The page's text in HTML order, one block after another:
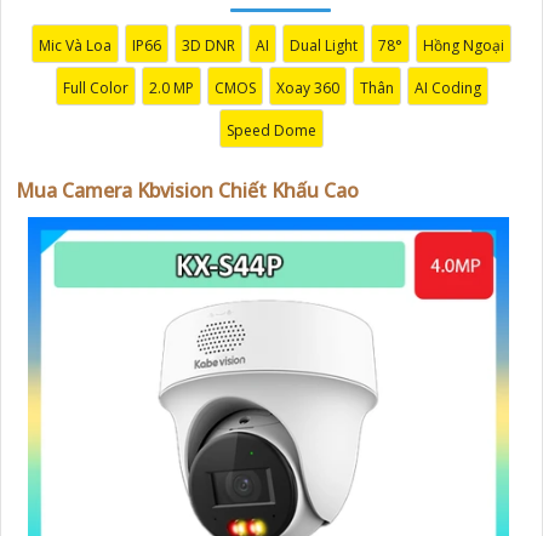
Hy vọng những câu giới thiệu trên sẽ giúp bạn thành
công trong việc tiếp cận khách hàng và tăng cơ hội bán
hàng của bạn. Nếu có bất kỳ yêu cầu hay câu hỏi nào
khác, bạn có thể chia sẻ để tôi hỗ trợ bạn tốt hơn!
Mic Và Loa IP66 3D DNR AI Dual Light 78° Hồng Ngoại
Full Color 2.0 MP CMOS Xoay 360 Thân AI Coding
Speed Dome
Mua Camera Kbvision Chiết Khấu Cao